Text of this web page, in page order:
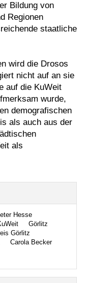
Bildung von
Regionen
staatliche
wird die Drosos
nicht auf an sie
auf die KuWeit
wurde,
demografischen
als auch aus der
als
Hesse
Görlitz
Görlitz
Carola Becker